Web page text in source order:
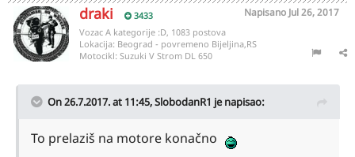
draki 3433 Napisano Jul 26, 2017
Vozac A kategorije :D, 1083 postova
Lokacija: Beograd - povremeno Bijeljina,RS
Motocikl: Suzuki V Strom DL 650
On 26.7.2017. at 11:45,SlobodanR1 je napisao:
To prelaziš na motore konačno